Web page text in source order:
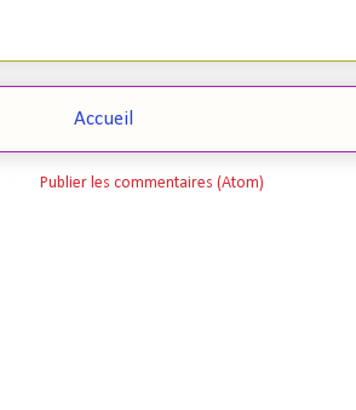
Accueil
Publier les commentaires (Atom)